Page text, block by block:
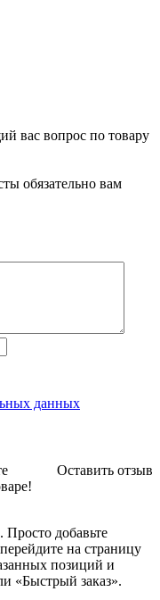
вас вопрос по товару
обязательно вам
данных
Оставить отзыв
Просто добавьте
на страницу
позиций и
«Быстрый заказ».